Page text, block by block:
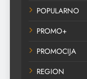
POPULARNO
PROMO+
PROMOCIJA
REGION